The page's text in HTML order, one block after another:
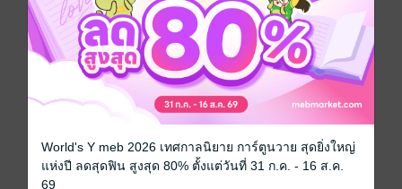
พลอยไพลินเกลียดการโกหกเป็นที่สุดเมื่อคนรักของเธอมีคู่
หมั้นแล้วไม่ยอมบอกทำให้เธอต้องขอเลิกกับเขาในตอนที่
ไม่รู้ว่าตัวเองได้ตั้งท้องวันเวลาผ่านไปจนเธอคลอดลูกสาว
น่ารักน่าชังออกมาได้เก้าเดือน
เธอก็ต้องมาทำงานเป็นพยาบาลจำเป็นเพราะผู้มีพระคุณ
ส่งเสียให้เด็กกำพร้าอย่างเธอเรียนจนจบเป็นคนขอร้อง
แล้วใครจะไปคิดว่าผู้มีพระคุณของเธอคือแม่ของชายหนุ่ม
ผู้ชายที่เป็นรักแรกและพ่อของลูกเธอซ้ำตอนนี้เขาก็ยังมา
เดินไม่ได้ให้เธอต้องดูแลอย่างใกล้ชิดทำให้เกิดความอึดอัด
World's Y meb 2026 เทศกาลนิยาย การ์ตูนวาย สุดยิ่งใหญ่
แห่งปี ลดสุดฟิน สูงสุด 80% ตั้งแต่วันที่ 31 ก.ค. - 16 ส.ค.
69